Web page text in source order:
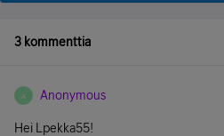
3 kommenttia
A Anonymous
Hei Lpekka55!